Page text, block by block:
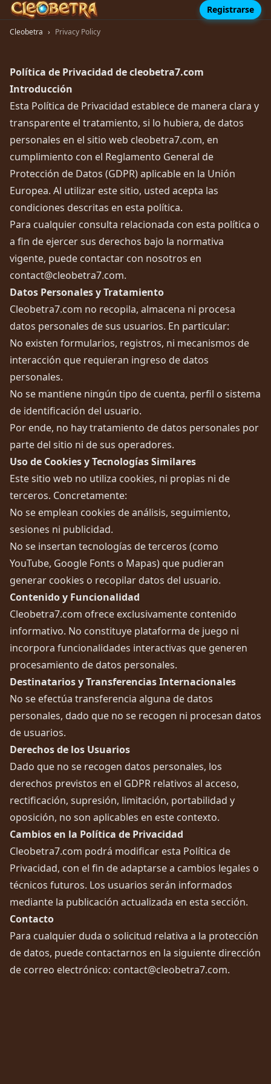
Registrarse
Cleobetra › Privacy Policy
Política de Privacidad de cleobetra7.com
Introducción
Esta Política de Privacidad establece de manera clara y
transparente el tratamiento, si lo hubiera, de datos
personales en el sitio web cleobetra7.com, en
cumplimiento con el Reglamento General de
Protección de Datos (GDPR) aplicable en la Unión
Europea. Al utilizar este sitio, usted acepta las
condiciones descritas en esta política.
Para cualquier consulta relacionada con esta política o
a fin de ejercer sus derechos bajo la normativa
vigente, puede contactar con nosotros en
contact@cleobetra7.com.
Datos Personales y Tratamiento
Cleobetra7.com no recopila, almacena ni procesa
datos personales de sus usuarios. En particular:
No existen formularios, registros, ni mecanismos de
interacción que requieran ingreso de datos
personales.
No se mantiene ningún tipo de cuenta, perfil o sistema
de identificación del usuario.
Por ende, no hay tratamiento de datos personales por
parte del sitio ni de sus operadores.
Uso de Cookies y Tecnologías Similares
Este sitio web no utiliza cookies, ni propias ni de
terceros. Concretamente:
No se emplean cookies de análisis, seguimiento,
sesiones ni publicidad.
No se insertan tecnologías de terceros (como
YouTube, Google Fonts o Mapas) que pudieran
generar cookies o recopilar datos del usuario.
Contenido y Funcionalidad
Cleobetra7.com ofrece exclusivamente contenido
informativo. No constituye plataforma de juego ni
incorpora funcionalidades interactivas que generen
procesamiento de datos personales.
Destinatarios y Transferencias Internacionales
No se efectúa transferencia alguna de datos
personales, dado que no se recogen ni procesan datos
de usuarios.
Derechos de los Usuarios
Dado que no se recogen datos personales, los
derechos previstos en el GDPR relativos al acceso,
rectificación, supresión, limitación, portabilidad y
oposición, no son aplicables en este contexto.
Cambios en la Política de Privacidad
Cleobetra7.com podrá modificar esta Política de
Privacidad, con el fin de adaptarse a cambios legales o
técnicos futuros. Los usuarios serán informados
mediante la publicación actualizada en esta sección.
Contacto
Para cualquier duda o solicitud relativa a la protección
de datos, puede contactarnos en la siguiente dirección
de correo electrónico: contact@cleobetra7.com.